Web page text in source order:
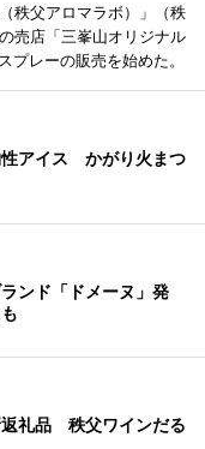
秩父アロマラボ）」（秩
売店「三峯山オリジナル
プレーの販売を始めた。
性アイス かがり火まつ
ンド「ドメーヌ」発
礼品 秩父ワインだる